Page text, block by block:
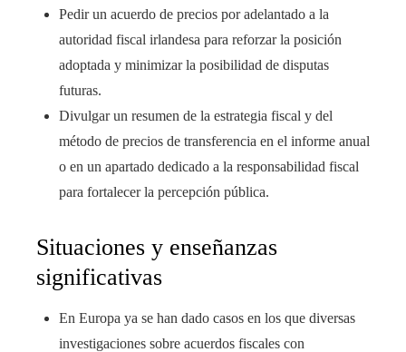
Pedir un acuerdo de precios por adelantado a la
autoridad fiscal irlandesa para reforzar la posición
adoptada y minimizar la posibilidad de disputas
futuras.
Divulgar un resumen de la estrategia fiscal y del
método de precios de transferencia en el informe anual
o en un apartado dedicado a la responsabilidad fiscal
para fortalecer la percepción pública.
Situaciones y enseñanzas
significativas
En Europa ya se han dado casos en los que diversas
investigaciones sobre acuerdos fiscales con